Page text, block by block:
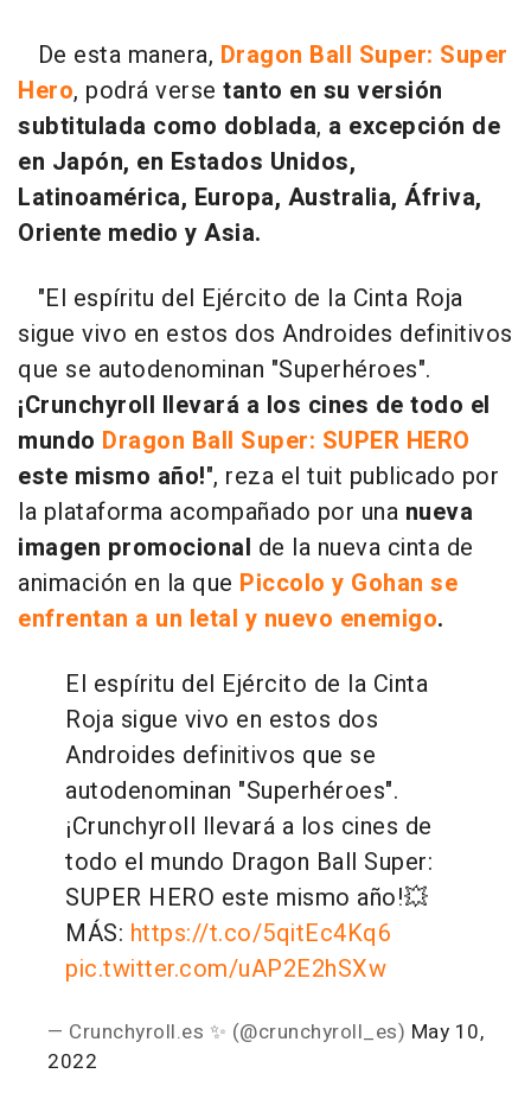
De esta manera, Dragon Ball Super: Super
Hero, podrá verse tanto en su versión
subtitulada como doblada, a excepción de
en Japón, en Estados Unidos,
Latinoamérica, Europa, Australia, Áfriva,
Oriente medio y Asia.
"El espíritu del Ejército de la Cinta Roja
sigue vivo en estos dos Androides definitivos
que se autodenominan "Superhéroes".
¡Crunchyroll llevará a los cines de todo el
mundo Dragon Ball Super: SUPER HERO
este mismo año!", reza el tuit publicado por
la plataforma acompañado por una nueva
imagen promocional de la nueva cinta de
animación en la que Piccolo y Gohan se
enfrentan a un letal y nuevo enemigo.
El espíritu del Ejército de la Cinta
Roja sigue vivo en estos dos
Androides definitivos que se
autodenominan "Superhéroes".
¡Crunchyroll llevará a los cines de
todo el mundo Dragon Ball Super:
SUPER HERO este mismo año!💥
MÁS: https://t.co/5qitEc4Kq6
pic.twitter.com/uAP2E2hSXw
— Crunchyroll.es ✨ (@crunchyroll_es) May 10,
2022